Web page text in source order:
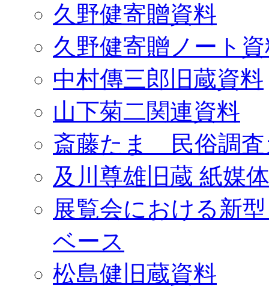
久野健寄贈資料
久野健寄贈ノート
中村傳三郎旧蔵資料
山下菊二関連資料
斎藤たま 民俗調査
及川尊雄旧蔵 紙媒
展覧会における新
ベース
松島健旧蔵資料